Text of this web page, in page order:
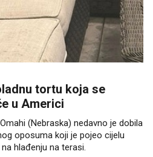
tortu koja se
u Americi
(Nebraska) nedavno je dobila
oposuma koji je pojeo cijelu
hlađenju na terasi.